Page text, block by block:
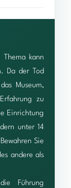
Thema kann
Da der Tod
Museum,
zu
Einrichtung
unter 14
Sie
andere als
Führung